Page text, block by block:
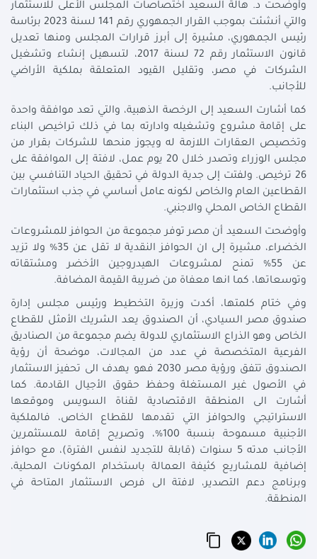
وأوضحت د. هالة السعيد اختصاصات المجلس الأعلى للاستثمار
والتي أنشئت بموجب القرار الجمهوري رقم 141 لسنة 2023 برئاسة
رئيس الجمهوري، مشيرة إلى أبرز قرارات المجلس ومنها تعديل
قانون الاستثمار رقم 72 لسنة 2017، لتسهيل إنشاء وتشغيل
الشركات في مصر، وتقليل القيود المتعلقة بملكية الأراضي
للأجانب.
كما أشارت السعيد إلى الرخصة الذهبية، والتي تعد موافقة واحدة
على إقامة مشروع وتشغيله وادارته بما في ذلك تراخيص البناء
وتخصيص العقارات اللازمة له ويجوز منحها للشركات بقرار من
مجلس الوزراء وتصدر خلال 20 يوم عمل، لافتة إلى الموافقة على
26 ترخيص. ولفتت إلى جدية الدولة في تحقيق الحياد التنافسي بين
القطاعين العام والخاص لكونه عامل أساسي في جذب استثمارات
القطاع الخاص المحلي والاجنبي.
وأوضحت السعيد أن مصر توفر مجموعة من الحوافز للمشروعات
الخضراء، مشيرة إلى ان الحوافز النقدية لا تقل عن 35% ولا تزيد
عن 55% تمنح لمشروعات الهيدروجين الأخضر ومشتقاته
وتوسعاتها، كما انها معفاة من ضريبة القيمة المضافة.
وفي ختام كلمتها، أكدت وزيرة التخطيط ورئيس مجلس إدارة
صندوق مصر السيادي، أن الصندوق يعد الشريك الأمثل للقطاع
الخاص وهو الذراع الاستثماري للدولة يضم مجموعة من الصناديق
الفرعية المتخصصة في عدد من المجالات، موضحة أن رؤية
الصندوق تتفق ورؤية مصر 2030 فهو يهدف الى تحفيز الاستثمار
في الأصول غير المستغلة وحفظ حقوق الأجيال القادمة. كما
أشارت الى المنطقة الاقتصادية لقناة السويس وموقعها
الاستراتيجي والحوافز التي تقدمها للقطاع الخاص، فالملكية
الأجنبية مسموحة بنسبة 100%، وتصريح إقامة للمستثمرين
الأجانب مدته 5 سنوات (قابلة للتجديد لنفس الفترة)، مع حوافز
إضافية للمشاريع كثيفة العمالة باستخدام المكونات المحلية،
وبرنامج دعم التصدير، لافتة الى فرص الاستثمار المتاحة في
المنطقة.